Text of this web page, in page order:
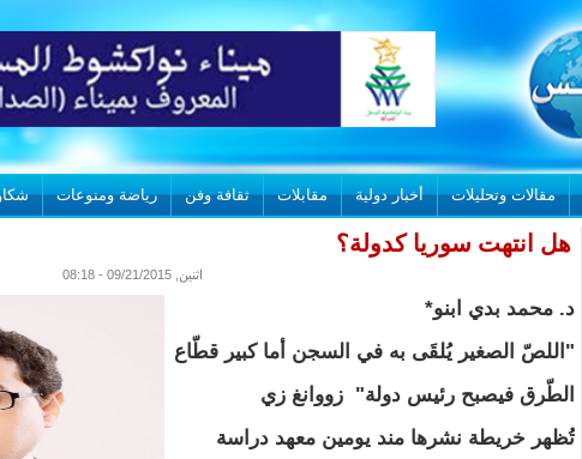
مقالات وتحليلات أخبار دولية مقابلات ثقافة وفن رياضة ومنوعات
هل انتهت سوريا كدولة؟
اثنين, 09/21/2015 - 08:18
د. محمد بدي ابنو*
"اللصّ الصغير يُلقَى به في السجن أما كبير قطّاع
الطّرق فيصبح رئيس دولة" زووانغ زي
تُظهر خريطة نشرها مند يومين معهد دراسة